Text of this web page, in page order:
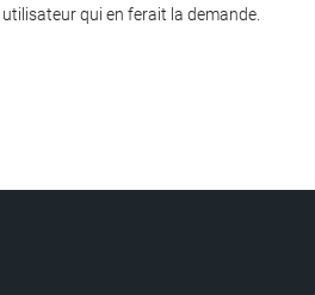
qui en ferait la demande.